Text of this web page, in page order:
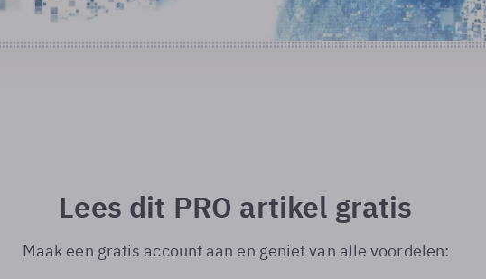
Lees dit PRO artikel gratis
Maak een gratis account aan en geniet van alle voordelen: